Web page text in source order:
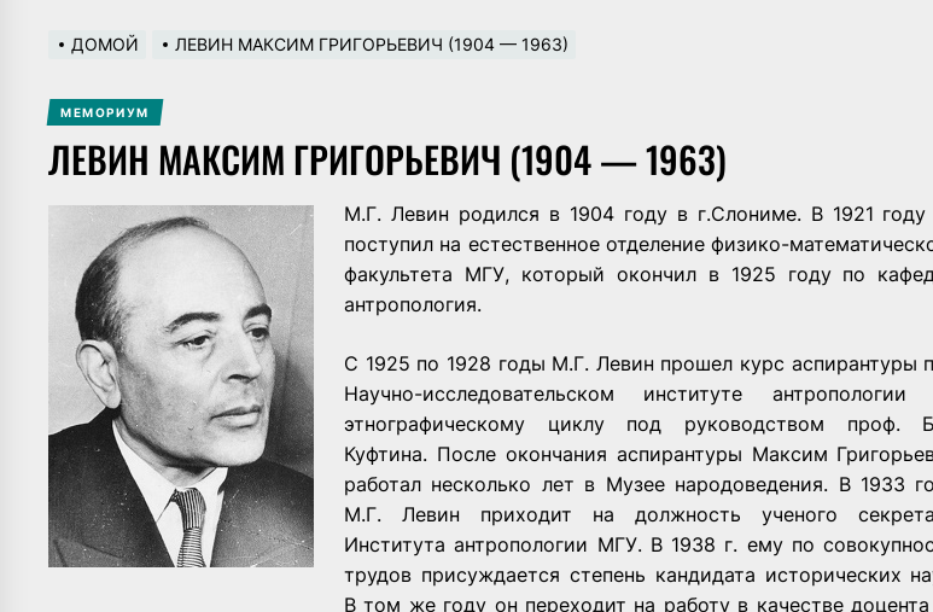
ДОМОЙ ЛЕВИН МАКСИМ ГРИГОРЬЕВИЧ (1904 — 1963)
МЕМОРИУМ
ЛЕВИН МАКСИМ ГРИГОРЬЕВИЧ (1904 — 1963)
М.Г. Левин родился в 1904 году в г.Слониме. В 1921 году
поступил на естественное отделение физико-
факультета МГУ, который окончил в 1925 году по
антропология.
С 1925 по 1928 годы М.Г. Левин прошел курс аспирантуры
Научно-исследовательском институте антропологии
этнографическому циклу под руководством проф.
Куфтина. После окончания аспирантуры Максим
работал несколько лет в Музее народоведения. В 1933
М.Г. Левин приходит на должность ученого
Института антропологии МГУ. В 1938 г. ему по
трудов присуждается степень кандидата исторических
В том же году он переходит на работу в качестве доцента